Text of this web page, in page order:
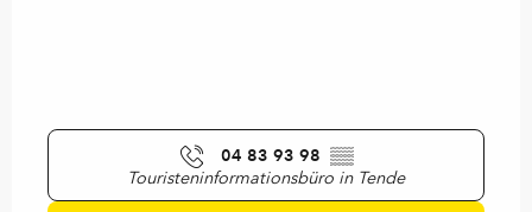
04 83 93 98 ▒▒
Touristeninformationsbüro in Tende